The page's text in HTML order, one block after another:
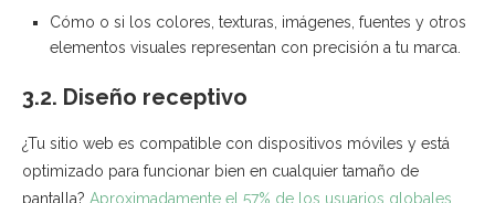
Cómo o si los colores, texturas, imágenes, fuentes y otros
elementos visuales representan con precisión a tu marca.
3.2. Diseño receptivo
¿Tu sitio web es compatible con dispositivos móviles y está
optimizado para funcionar bien en cualquier tamaño de
pantalla? Aproximadamente el 57% de los usuarios globales